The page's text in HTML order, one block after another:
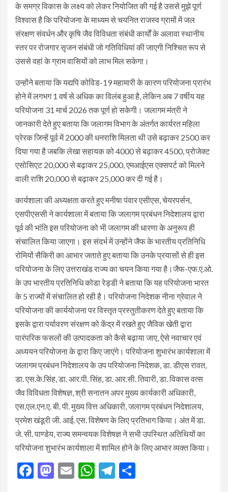
के समग्र विकास के लक्ष्य को लेकर नियोजित की गई है उससे मुझे पूर्ण
विश्वास है कि परियोजना के माध्यम से चयनित राजस्व ग्रामों में जल
संरक्षण संवर्धन और कृषि जैव विविधता संबंधी कार्यों के अलावा स्थानीय
स्तर पर रोजगार सृजन संबंधी जो गतिविधियां की जाएगी निश्चित रूप से
उससे वहां के ग्राम वासियों को लाभ मिल सकेगा।
उन्होंने बताया कि यद्यपि कोविड-19 महामारी के कारण परियोजना प्रारंभ
होने में लगभग 1 वर्ष से अधिक का विलंब हुआ है, लेकिन अब 7 वर्षीय यह
परियोजना 31 मार्च 2026 तक पूर्ण हो सकेगी। जलागम मंत्री ने
जानकारी देते हुए बताया कि जलागम विभाग के अंतर्गत कार्यरत महिला
प्रेरक जिन्हें पूर्व में 2000 की धनराशि मिलता थी उसे बढ़ाकर 2500 कर
दिया गया है जबकि लेखा सहायक को 4000 से बढ़ाकर 4500, प्रोजेक्ट
एसोसिएट 20,000 से बढ़ाकर 25,000, एमआईएस एक्सपर्ट को मिलने
वाली राशि 20,000 से बढ़ाकर 25,000 कर दी गई है।
कार्यशाला की अध्यक्षता करते हुए मनीषा पंवार एसीएस, चेयरपर्सन,
एसपीएससी ने कार्यशाला में बताया कि जलागम प्रबंधन निदेशालय द्वारा
पूर्व की भांति इस परियोजना को भी जलागम की धारणा के अनुरूप ही
संचालित किया जाएगा। इस संदर्भ में उन्होंने जैफ के भारतीय प्रतिनिधि
रोमियों सैकिरी का आभार जताते हुए बताया कि उनके प्रयासों से ही इस
परियोजना के लिए उत्तराखंड राज्य का चयन किया गया है।जैफ-एफ.ए.ओ.
के उप भारतीय प्रतिनिधि कोडा रेड्डी ने बताया कि यह परियोजना भारत
के 5 राज्यों में संचालित हो रही है। परियोजना निदेशक नीना ग्रेवाल ने
परियोजना की कार्ययोजना पर विस्तृत प्रस्तुतीकरण देते हुए बताया कि
इसके द्वारा पर्यावरण संरक्षण को केंद्र में रखते हुए जैविक खेती द्वारा
पारंपरिक फसलों की उत्पादकता को कैसे बढ़ाया जाए, ऐसे नवाचार एवं
अध्ययन परियोजना के द्वारा किए जाएंगे। परियोजना शुभारंभ कार्यशाला में
जलागम प्रबंधन निदेशालय के उप परियोजना निदेशक, डा. डीएस रावत,
डा. एस.के.सिंह, डा. आर.पी. सिंह, डा. आर.सी. तिवारी, डा. विकास वत्स
जैव विविधता विशेषज्ञ, श्री सनातन अपर मुख्य कार्यकारी अधिकारी,
एस.एल.एन.ए. बी. पी. मुख्य वित्त अधिकारी, जलागम प्रबंधन निदेशालय,
प्रमेश खंडूरी जी. आई. एस. विशेषण के लिए प्रतिभाग किया। अंत में डा.
जे. सी. पाण्डेय, राज्य समन्वयक विशेषज्ञ ने सभी उपस्थित अतिथियों का
परियोजना शुभारंभ कार्यशाला में शामिल होने के लिए आभार व्यक्त किया।
Facebook
Mastodon
EmailWhatsApp
Telegram